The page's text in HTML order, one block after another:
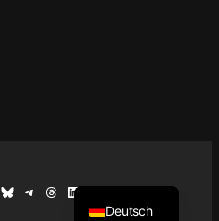
Auf Bluesky teilenAuf Telegram teilenAuf Threads teilenAuf LinkedIn teilenAuf Facebook teilen
Deutsch